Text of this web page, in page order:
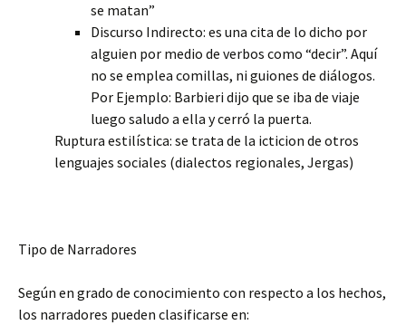
se matan”
Discurso Indirecto: es una cita de lo dicho por
alguien por medio de verbos como “decir”. Aquí
no se emplea comillas, ni guiones de diálogos.
Por Ejemplo: Barbieri dijo que se iba de viaje
luego saludo a ella y cerró la puerta.
Ruptura estilística: se trata de la icticion de otros
lenguajes sociales (dialectos regionales, Jergas)
Tipo de Narradores
Según en grado de conocimiento con respecto a los hechos,
los narradores pueden clasificarse en: